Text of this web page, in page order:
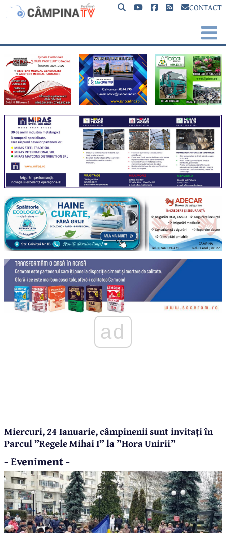
CONTACT
ad
Miercuri, 24 Ianuarie, câmpinenii sunt invitați în
Parcul ”Regele Mihai I” la ”Hora Unirii”
- Eveniment -